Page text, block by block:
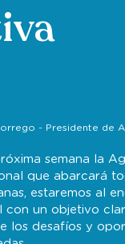
- Presidente de
semana la
que abarcará
estaremos al
con un objetivo
los desafíos y